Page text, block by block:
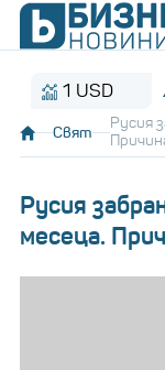
1 USD
Свят
Русия
Русия
месеца.